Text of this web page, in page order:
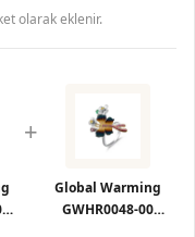
olarak eklenir.
+
Global Warming
GWHR0048-00